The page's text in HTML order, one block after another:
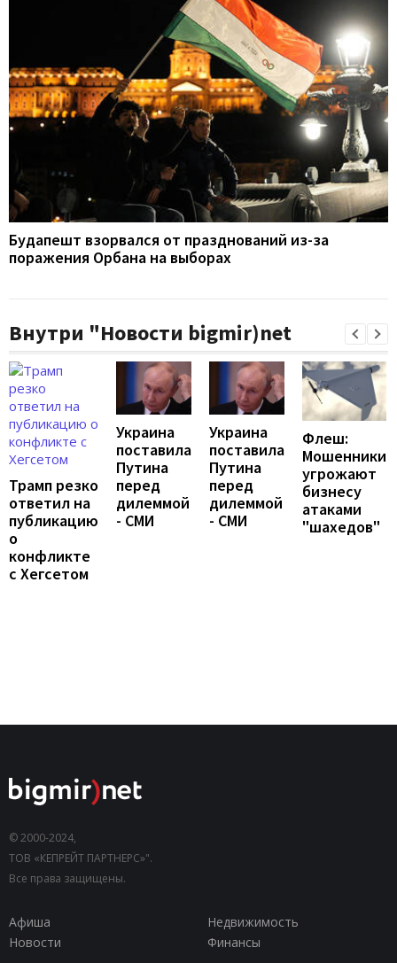
Будапешт взорвался от празднований из-за
поражения Орбана на выборах
Внутри "Новости bigmir)net
Трамп резко
ответил на
публикацию
о
конфликте
с Хегсетом
Украина
поставила
Путина
перед
дилеммой
- СМИ
Украина
поставила
Путина
перед
дилеммой
- СМИ
Флеш:
Мошенники
угрожают
бизнесу
атаками
"шахедов"
© 2000-2024,
ТОВ «КЕПРЕЙТ ПАРТНЕРС»".
Все права защищены.
Афиша
Недвижимость
Новости
Финансы